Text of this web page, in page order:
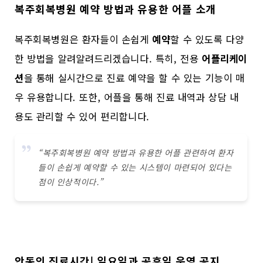
복주회복병원 예약 방법과 유용한 어플 소개
복주회복병원은 환자들이 손쉽게 예약할 수 있도록 다양
한 방법을 알려알려드리겠습니다. 특히, 전용 어플리케이
션을 통해 실시간으로 진료 예약을 할 수 있는 기능이 매
우 유용합니다. 또한, 어플을 통해 진료 내역과 상담 내
용도 관리할 수 있어 편리합니다.
“복주회복병원 예약 방법과 유용한 어플 관련하여 환자
들이 손쉽게 예약할 수 있는 시스템이 마련되어 있다는
점이 인상적이다.”